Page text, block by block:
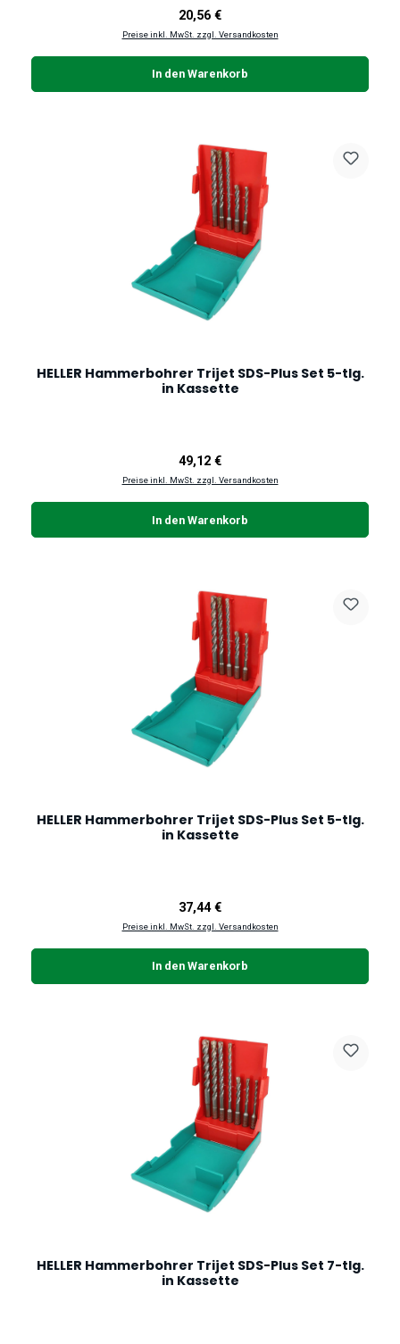
Regulärer Preis:
20,56 €
Preise inkl. MwSt. zzgl. Versandkosten
In den Warenkorb
HELLER Hammerbohrer Trijet SDS-Plus Set 5-tlg.
in Kassette
Regulärer Preis:
49,12 €
Preise inkl. MwSt. zzgl. Versandkosten
In den Warenkorb
HELLER Hammerbohrer Trijet SDS-Plus Set 5-tlg.
in Kassette
Regulärer Preis:
37,44 €
Preise inkl. MwSt. zzgl. Versandkosten
In den Warenkorb
HELLER Hammerbohrer Trijet SDS-Plus Set 7-tlg.
in Kassette